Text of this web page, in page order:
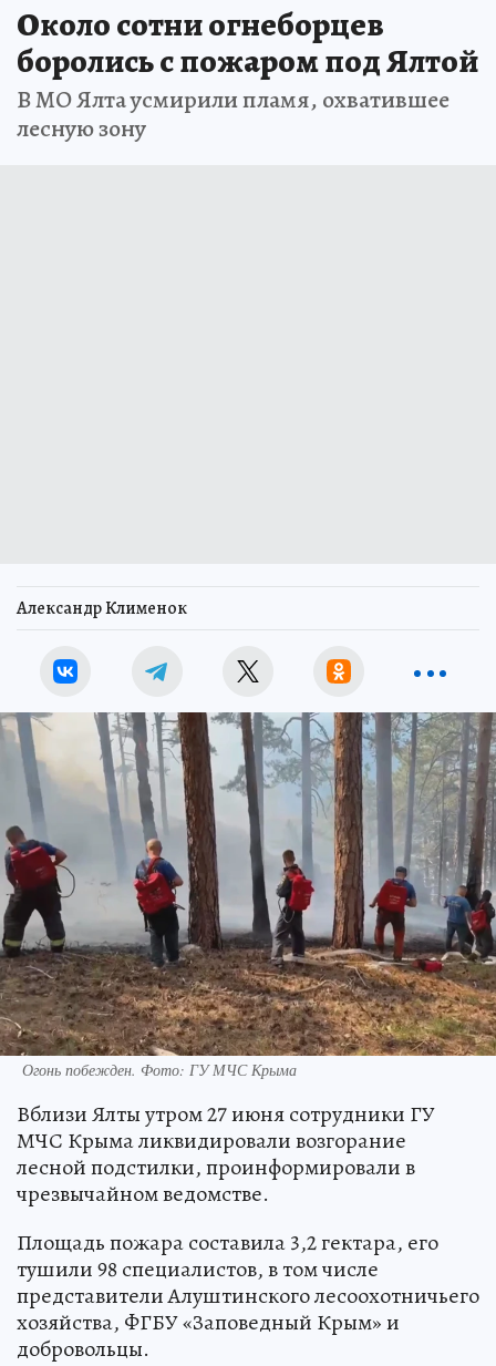
Около сотни огнеборцев
боролись с пожаром под Ялтой
В МО Ялта усмирили пламя, охватившее
лесную зону
Александр Клименок
Огонь побежден. Фото: ГУ МЧС Крыма
Вблизи Ялты утром 27 июня сотрудники ГУ
МЧС Крыма ликвидировали возгорание
лесной подстилки, проинформировали в
чрезвычайном ведомстве.
Площадь пожара составила 3,2 гектара, его
тушили 98 специалистов, в том числе
представители Алуштинского лесоохотничьего
хозяйства, ФГБУ «Заповедный Крым» и
добровольцы.